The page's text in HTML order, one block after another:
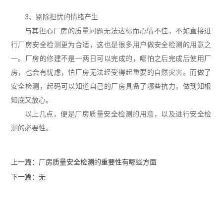
3、剔除担忧的情绪产生
与其担心厂房的质量问题无法达标而心情不佳，不如直接进
行厂房安全检测更为合适，这也是很多用户做安全检测的用意之
一。厂房的修建不是一两日可以完成的，哪怕之后完成后使用厂
房，也会有忧虑，怕厂房无法经受得起重要的自然灾害。而做了
安全检测，起码可以知道自己的厂房具备了哪些抗力，做到知根
知底又放心。
以上几点，便是厂房质量安全检测的用意，以及进行安全检
测的必要性。
上一篇： 厂房质量安全检测的重要性有哪些方面
下一篇： 无